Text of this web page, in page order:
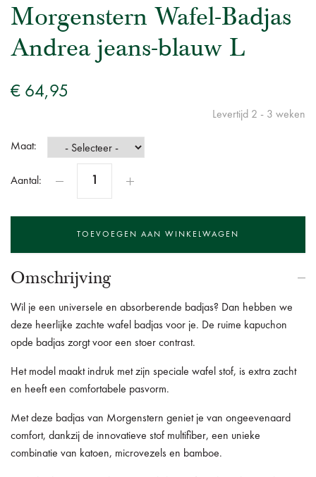
Morgenstern Wafel-Badjas
Andrea jeans-blauw L
€ 64,95
Levertijd 2 - 3 weken
Maat:
Aantal:
Omschrijving
Wil je een universele en absorberende badjas? Dan hebben we
deze heerlijke zachte wafel badjas voor je. De ruime kapuchon
opde badjas zorgt voor een stoer contrast.
Het model maakt indruk met zijn speciale wafel stof, is extra zacht
en heeft een comfortabele pasvorm.
Met deze badjas van Morgenstern geniet je van ongeevenaard
comfort, dankzij de innovatieve stof multifiber, een unieke
combinatie van katoen, microvezels en bamboe.